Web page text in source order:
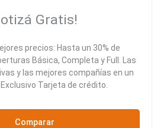
Gratis!
precios: Hasta un 30% de
Básica, Completa y Full. Las
y las mejores compañías en un
Tarjeta de crédito.
Comparar